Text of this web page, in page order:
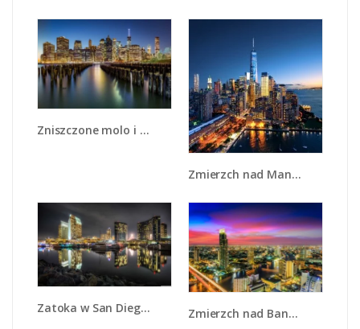
Zniszczone molo i widok na Manhattan - AM601
Zmierzch nad Manhattanem - AM749
Zatoka w San Diego - AM579 Zmierzch nad Bangkokiem - AM773